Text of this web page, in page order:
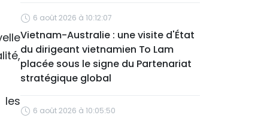
6 août 2026 à 10:12:07
Vietnam-Australie : une visite d'État
du dirigeant vietnamien To Lam
placée sous le signe du Partenariat
stratégique global
6 août 2026 à 10:05:50